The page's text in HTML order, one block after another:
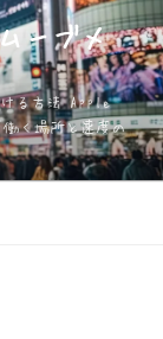
ムーブメ
る方法 Apple
く場所と速度の